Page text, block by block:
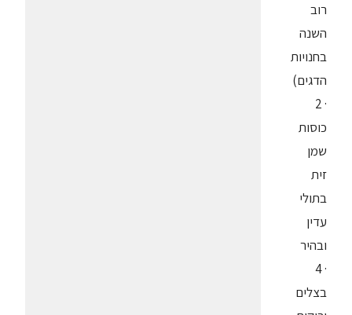
רוב
השנה
בחנויות
הדגים)
· 2
כוסות
שמן
זית
בתולי
עדין
ובהיר
· 4
בצלים